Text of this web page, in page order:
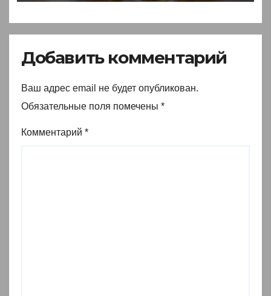
Добавить комментарий
Ваш адрес email не будет опубликован.
Обязательные поля помечены *
Комментарий *